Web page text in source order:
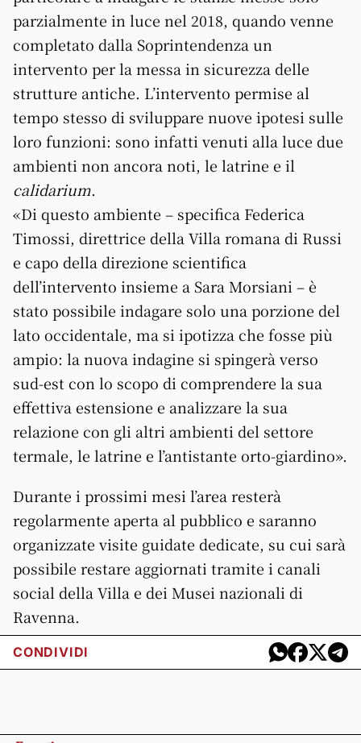
parzialmente in luce nel 2018, quando venne
completato dalla Soprintendenza un
intervento per la messa in sicurezza delle
strutture antiche. L’intervento permise al
tempo stesso di sviluppare nuove ipotesi sulle
loro funzioni: sono infatti venuti alla luce due
ambienti non ancora noti, le latrine e il
calidarium.
«Di questo ambiente – specifica Federica
Timossi, direttrice della Villa romana di Russi
e capo della direzione scientifica
dell’intervento insieme a Sara Morsiani – è
stato possibile indagare solo una porzione del
lato occidentale, ma si ipotizza che fosse più
ampio: la nuova indagine si spingerà verso
sud-est con lo scopo di comprendere la sua
effettiva estensione e analizzare la sua
relazione con gli altri ambienti del settore
termale, le latrine e l’antistante orto-giardino».
Durante i prossimi mesi l’area resterà
regolarmente aperta al pubblico e saranno
organizzate visite guidate dedicate, su cui sarà
possibile restare aggiornati tramite i canali
social della Villa e dei Musei nazionali di
Ravenna.
CONDIVIDI